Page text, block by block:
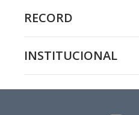
RECORD
INSTITUCIONAL